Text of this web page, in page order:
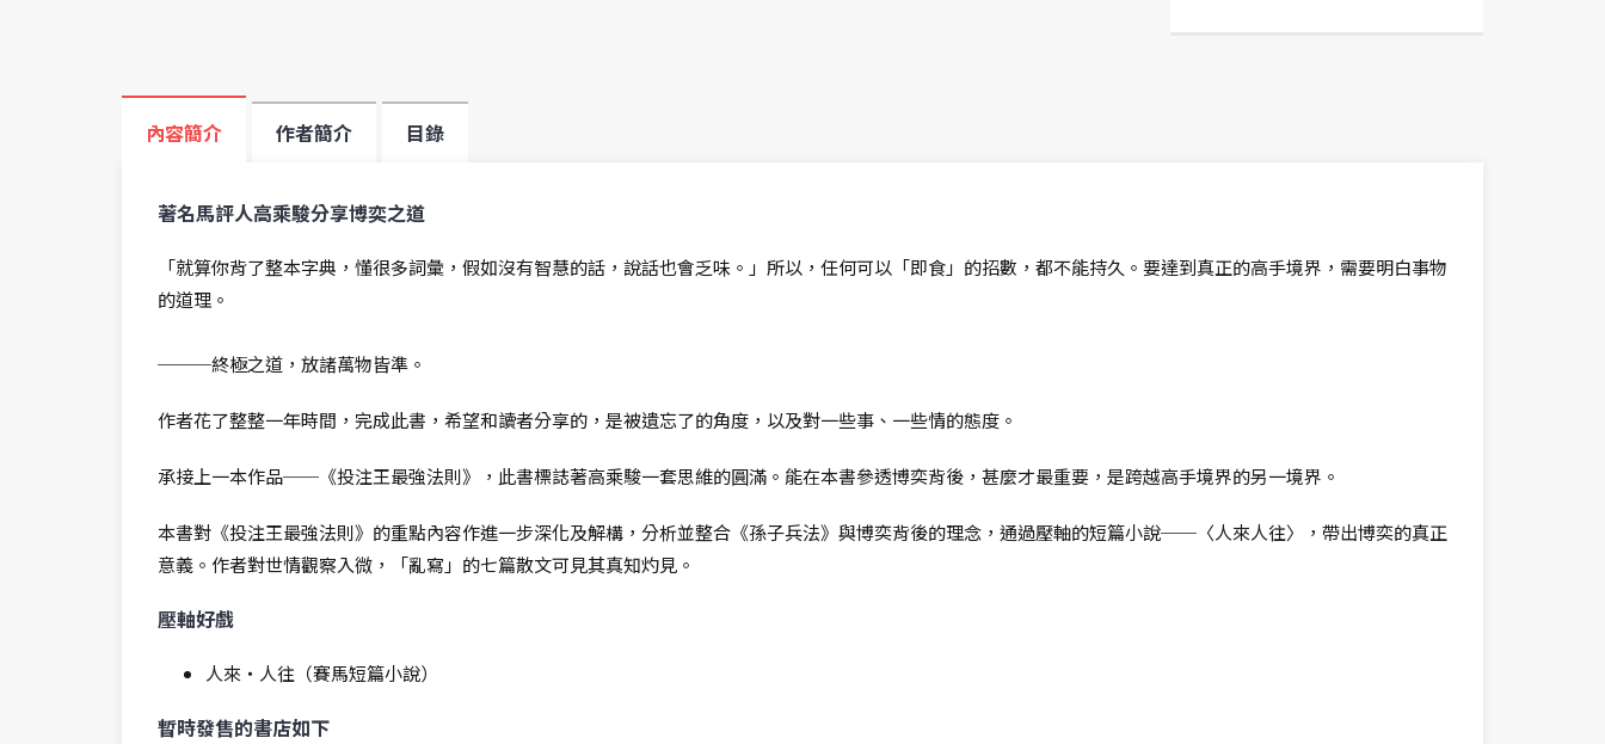
內容簡介 作者簡介 目錄
著名馬評人高乘駿分享博奕之道
「就算你背了整本字典，懂很多詞彙，假如沒有智慧的話，說話也會乏味。」所以，任何可以「即食」的招數，都不能持久。要達到真正的高手境界，需要明白事物
的道理。
───終極之道，放諸萬物皆準。
作者花了整整一年時間，完成此書，希望和讀者分享的，是被遺忘了的角度，以及對一些事、一些情的態度。
承接上一本作品──《投注王最強法則》，此書標誌著高乘駿一套思維的圓滿。能在本書參透博奕背後，甚麼才最重要，是跨越高手境界的另一境界。
本書對《投注王最強法則》的重點內容作進一步深化及解構，分析並整合《孫子兵法》與博奕背後的理念，通過壓軸的短篇小說──〈人來人往〉，帶出博奕的真正
意義。作者對世情觀察入微，「亂寫」的七篇散文可見其真知灼見。
壓軸好戲
人來‧人往（賽馬短篇小說）
暫時發售的書店如下